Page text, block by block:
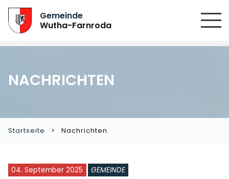
Gemeinde
Wutha-Farnroda
NACHRICHTEN
Startseite Nachrichten
04. September 2025 GEMEINDE